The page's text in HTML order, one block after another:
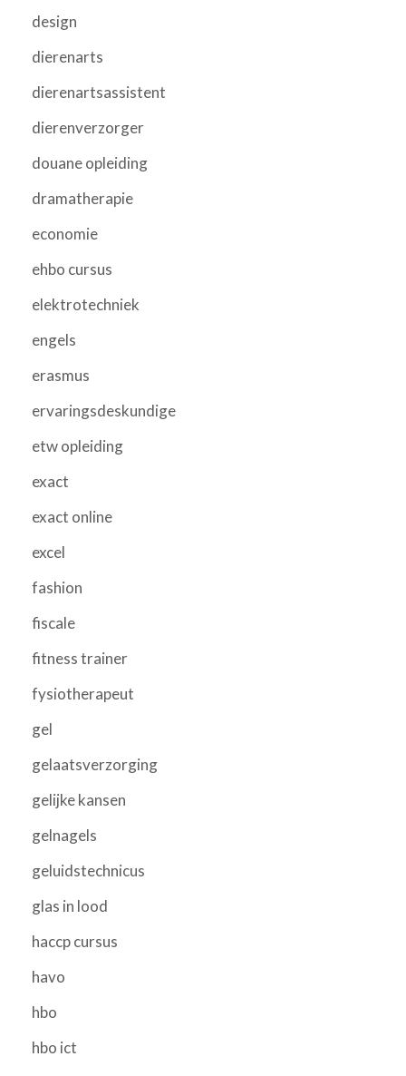
design
dierenarts
dierenartsassistent
dierenverzorger
douane opleiding
dramatherapie
economie
ehbo cursus
elektrotechniek
engels
erasmus
ervaringsdeskundige
etw opleiding
exact
exact online
excel
fashion
fiscale
fitness trainer
fysiotherapeut
gel
gelaatsverzorging
gelijke kansen
gelnagels
geluidstechnicus
glas in lood
haccp cursus
havo
hbo
hbo ict